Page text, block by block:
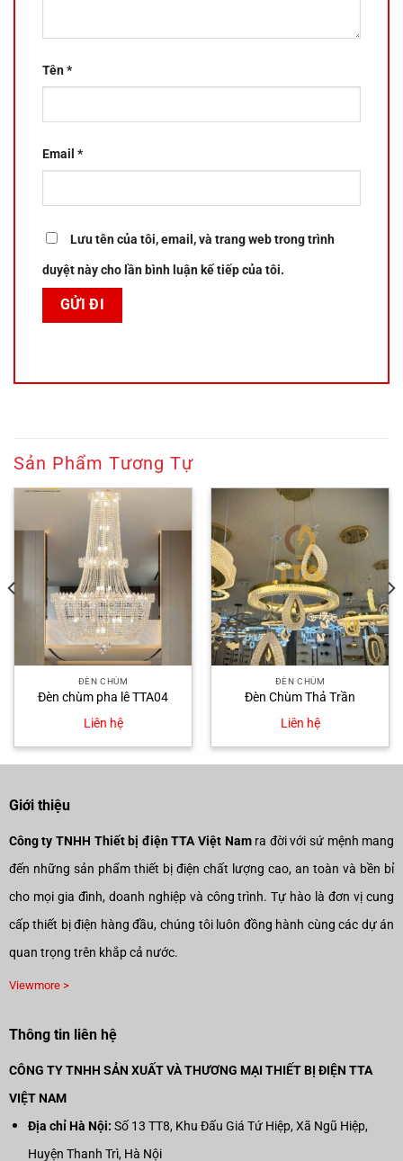
Tên*
Email *
Lưu tên của tôi, email, và trang web trong trình
duyệt này cho lần bình luận kế tiếp của tôi.
Sản Phẩm Tương Tự
ĐÈN CHÙM
Đèn chùm pha lê TTA04
Liên hệ
ĐÈN CHÙM
Đèn Chùm Thả Trần
Liên hệ
Giới thiệu
Công ty TNHH Thiết bị điện TTA Việt Namra đời với sứ mệnh mang
đến những sản phẩm thiết bị điện chất lượng cao, an toàn và bền bỉ
cho mọi gia đình, doanh nghiệp và công trình. Tự hào là đơn vị cung
cấp thiết bị điện hàng đầu, chúng tôi luôn đồng hành cùng các dự án
quan trọng trên khắp cả nước.
Viewmore >
Thông tin liên hệ
CÔNG TY TNHH SẢN XUẤT VÀ THƯƠNG MẠI THIẾT BỊ ĐIỆN TTA
VIỆT NAM
Địa chỉ Hà Nội: Số 13 TT8, Khu Đấu Giá Tứ Hiệp, Xã Ngũ Hiệp,
Huyện Thanh Trì, Hà Nội